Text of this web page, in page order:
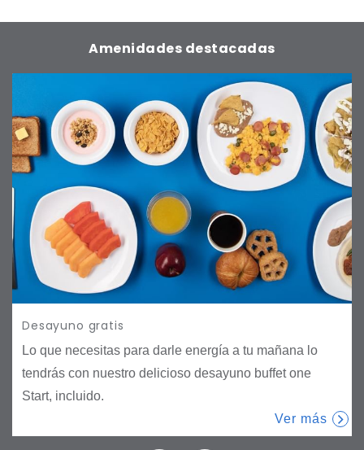
proporcionamos. Nuestras amenidades protegen al
planeta, son generosas con el medio ambiente. En one
todos nos cuidamos. Eso es one, es como tú.
Amenidades destacadas
Desayuno gratis
Lo que necesitas para darle energía a tu mañana lo
tendrás con nuestro delicioso desayuno buffet one
Start, incluido.
Ver más